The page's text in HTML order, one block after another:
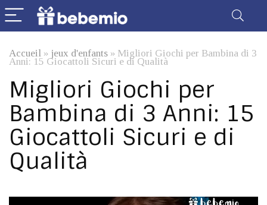
Accueil » jeux d'enfants » Migliori Giochi per Bambina di 3
Anni: 15 Giocattoli Sicuri e di Qualità
Migliori Giochi per
Bambina di 3 Anni: 15
Giocattoli Sicuri e di
Qualità